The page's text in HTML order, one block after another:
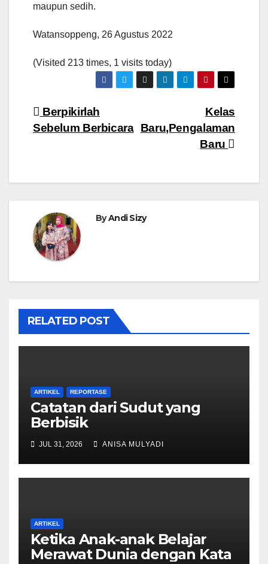
maupun sedih.
Watansoppeng, 26 Agustus 2022
(Visited 213 times, 1 visits today)
Navigasi
pos
Kelas
Baru,Pengalaman
Baru
Berpikirlah
Sebelum Berbicara
ByAndi Sizy
RELATED POST
ARTIKEL REPORTASE
Catatan dari Sudut yang
Berbisik
JUL 31, 2026 ANISA MULYADI
ARTIKEL
Ketika Anak-anak Belajar
Merawat Dunia dengan Kata